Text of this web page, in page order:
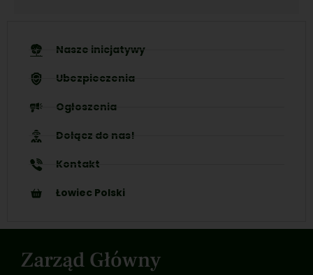
Nasze inicjatywy
Ubezpieczenia
Ogłoszenia
Dołącz do nas!
Kontakt
Łowiec Polski
Zarząd Główny